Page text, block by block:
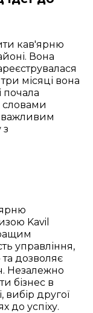
кав'ярню
Вона
місяці вона
почала
словами
важливим
з
Kavil
управління,
та дозволяє
Незалежно
бізнес в
вибір другої
до успіху.